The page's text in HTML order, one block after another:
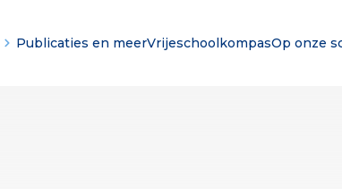
Publicaties en meerVrijeschoolkompasOp onze